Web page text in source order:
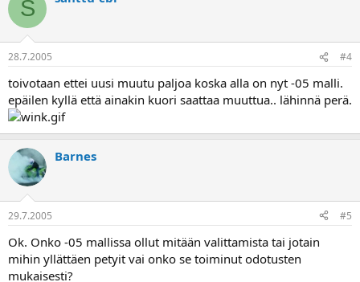
S
28.7.2005 #4
toivotaan ettei uusi muutu paljoa koska alla on nyt -05 malli.
epäilen kyllä että ainakin kuori saattaa muuttua.. lähinnä perä.
Barnes
29.7.2005 #5
Ok. Onko -05 mallissa ollut mitään valittamista tai jotain
mihin yllättäen petyit vai onko se toiminut odotusten
mukaisesti?